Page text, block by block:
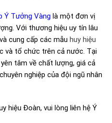
Ý Tưởng Vàng là một đơn vị
Với thương hiệu uy tín lâu
cung cấp các mẫu huy hiệu
và tổ chức trên cả nước. Tại
tâm về chất lượng, giá cả
nghiệp của đội ngũ nhân
hiệu Đoàn, vui lòng liên hệ Ý